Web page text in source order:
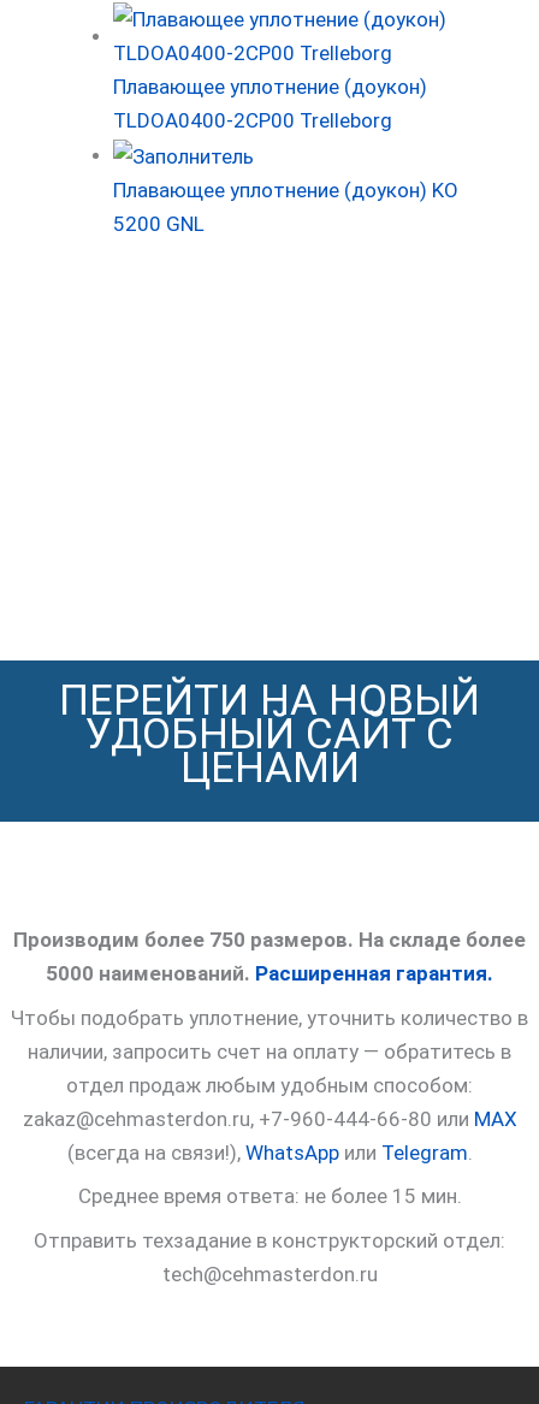
Плавающее уплотнение (доукон)
TLDOA0400-2CP00 Trelleborg
Плавающее уплотнение (доукон) KO
5200 GNL
ПЕРЕЙТИ НА НОВЫЙ
УДОБНЫЙ САЙТ С
ЦЕНАМИ
Производим более 750 размеров. На складе более
5000 наименований. Расширенная гарантия.
Чтобы подобрать уплотнение, уточнить количество в
наличии, запросить счет на оплату — обратитесь в
отдел продаж любым удобным способом:
zakaz@cehmasterdon.ru, +7-960-444-66-80 или MAX
(всегда на связи!), WhatsAppили Telegram
Среднее время ответа: не более 15 мин.
Отправить техзадание в конструкторский отдел:
tech@cehmasterdon.ru